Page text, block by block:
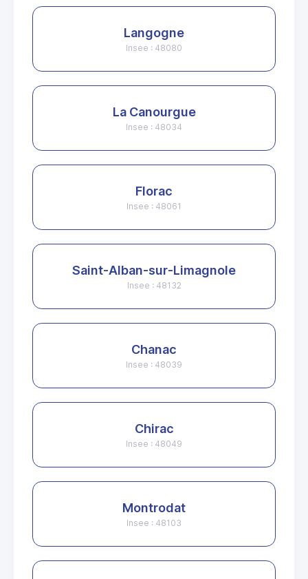
Langogne
Insee : 48080
La Canourgue
Insee : 48034
Florac
Insee : 48061
Saint-Alban-sur-Limagnole
Insee : 48132
Chanac
Insee : 48039
Chirac
Insee : 48049
Montrodat
Insee : 48103